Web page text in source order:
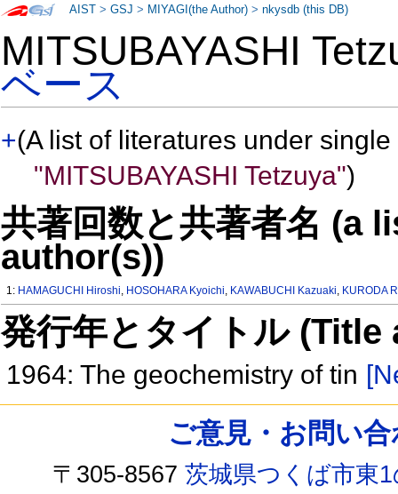
MITSUBAYASHI
ベース
+(A list of literatures under
"MITSUBAYASHI Tetzuya")
共著回数と共著者名 (a
author(s))
1: HAMAGUCHI Hiroshi, HOSOHARA Kyoichi, KAWABUCHI Kazuaki, KURODA
発行年とタイトル
1964: The geochemistry of tin
AIST >GSJ > MIYAGI(the Author) >nkysdb (this DB)
ご意見・お問い
〒305-8567茨城県つくば市東